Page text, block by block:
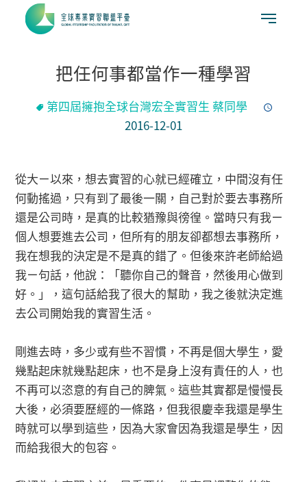
把任何事都當作一種學習
第四屆擁抱全球台灣宏全實習生 蔡同學
2016-12-01
從大ㄧ以來，想去實習的心就已經確立，中間沒有任
何動搖過，只有到了最後一關，自己對於要去事務所
還是公司時，是真的比較猶豫與徬徨。當時只有我ㄧ
個人想要進去公司，但所有的朋友卻都想去事務所，
我在想我的決定是不是真的錯了。但後來許老師給過
我ㄧ句話，他說：「聽你自己的聲音，然後用心做到
好。」，這句話給我了很大的幫助，我之後就決定進
去公司開始我的實習生活。
剛進去時，多少或有些不習慣，不再是個大學生，愛
幾點起床就幾點起床，也不是身上沒有責任的人，也
不再可以恣意的有自己的脾氣。這些其實都是慢慢長
大後，必須要歷經的一條路，但我很慶幸我還是學生
時就可以學到這些，因為大家會因為我還是學生，因
而給我很大的包容。